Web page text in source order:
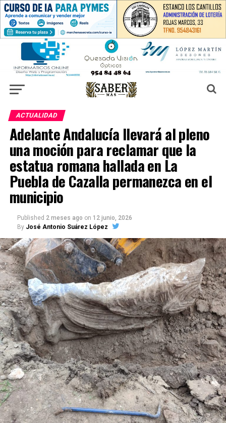
ACTUALIDAD
Adelante Andalucía llevará al pleno
una moción para reclamar que la
estatua romana hallada en La
Puebla de Cazalla permanezca en el
municipio
Published 2 meses ago on 12 junio, 2026
By José Antonio Suárez López